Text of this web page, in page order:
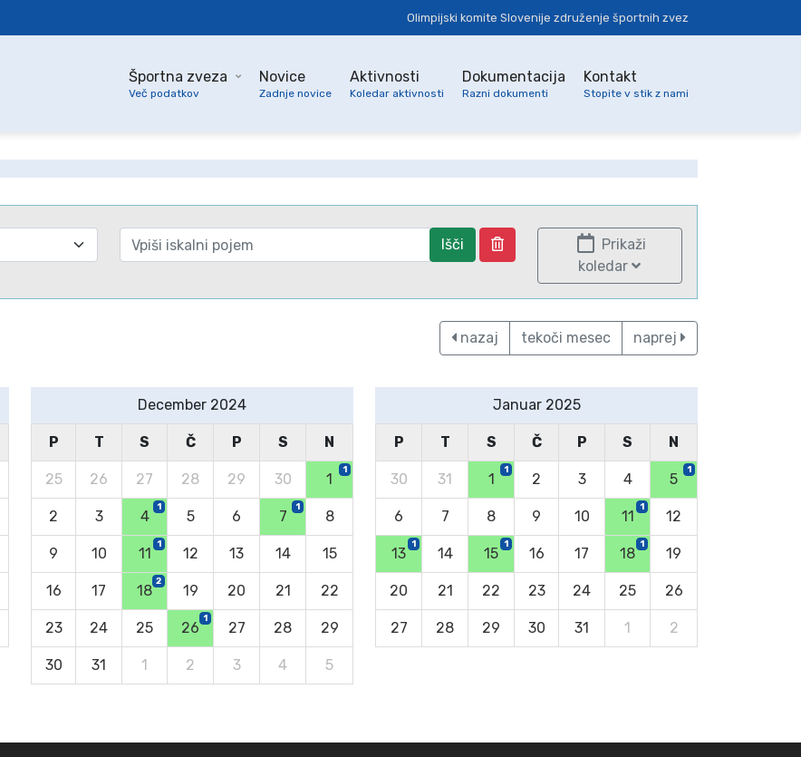
Olimpijski komite Slovenije združenje športnih zvez
Športna zveza
Več podatkov
Novice
Zadnje novice
Aktivnosti
Koledar aktivnosti
Dokumentacija
Razni dokumenti
Kontakt
Stopite v stik z nami
Išči
Prikaži
koledar
nazaj tekoči mesec naprej
December 2024
P T S Č P S N
25 26 27 28 29 30 1
1
2 3 4
1
5 6 7
1
8
9 10 11
1
12 13 14 15
16 17 18
2
19 20 21 22
23 24 25 26
1
27 28 29
30 31 1 2 3 4 5
Januar 2025
P T S Č P S N
30 31 1
1
2 3 4 5
1
6 7 8 9 10 11
1
12
13
1
14 15
1
16 17 18
1
19
20 21 22 23 24 25 26
27 28 29 30 31 1 2